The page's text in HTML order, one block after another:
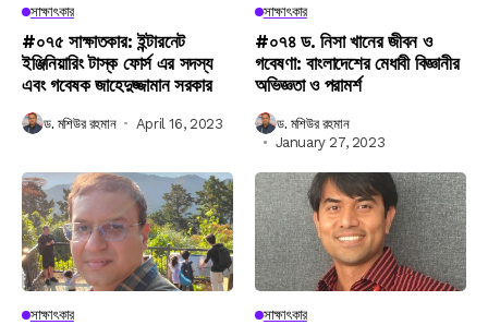
সাক্ষাৎকার
#০৭৫ সাক্ষাতকার: ইন্টারনেট
ইঞ্জিনিয়ারিং টাস্ক ফোর্স এর সদস্য
এবং গবেষক জাহেদুজ্জামান সরকার
ড. মশিউর রহমান April 16, 2023
সাক্ষাৎকার
#০৭৪ ড. নিসা খানের জীবন ও
গবেষণা: বাংলাদেশের মেধাবী বিজ্ঞানীর
অভিজ্ঞতা ও পরামর্শ
ড. মশিউর রহমান
January 27, 2023
সাক্ষাৎকার সাক্ষাৎকার